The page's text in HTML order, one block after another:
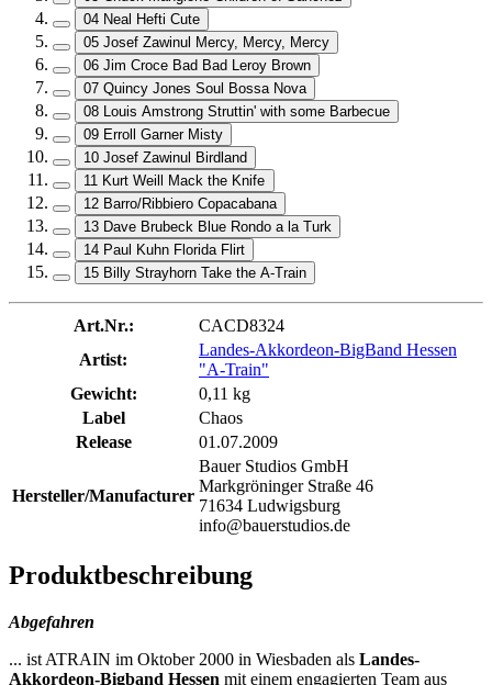
04 Neal Hefti Cute
05 Josef Zawinul Mercy, Mercy, Mercy
06 Jim Croce Bad Bad Leroy Brown
07 Quincy Jones Soul Bossa Nova
08 Louis Amstrong Struttin' with some Barbecue
09 Erroll Garner Misty
10 Josef Zawinul Birdland
11 Kurt Weill Mack the Knife
12 Barro/Ribbiero Copacabana
13 Dave Brubeck Blue Rondo a la Turk
14 Paul Kuhn Florida Flirt
15 Billy Strayhorn Take the A-Train
Art.Nr.:
CACD8324
Artist:
Landes-Akkordeon-BigBand Hessen
"A-Train"
Gewicht:
0,11 kg
Label
Chaos
Release
01.07.2009
Hersteller/Manufacturer
Bauer Studios GmbH
Markgröninger Straße 46
71634 Ludwigsburg
info@bauerstudios.de
Produktbeschreibung
Abgefahren
... ist A­TRAIN im Oktober 2000 in Wiesbaden als Landes-
Akkordeon-­Bigband Hessen mit einem engagierten Team aus